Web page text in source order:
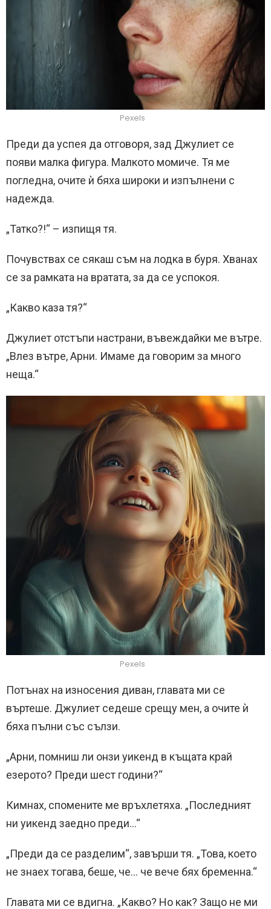
Pexels
Преди да успея да отговоря, зад Джулиет се
появи малка фигура. Малкото момиче. Тя ме
погледна, очите ѝ бяха широки и изпълнени с
надежда.
„Татко?!“ – изпищя тя.
Почувствах се сякаш съм на лодка в буря. Хванах
се за рамката на вратата, за да се успокоя.
„Какво каза тя?“
Джулиет отстъпи настрани, въвеждайки ме вътре.
„Влез вътре, Арни. Имаме да говорим за много
неща.“
Pexels
Потънах на износения диван, главата ми се
въртеше. Джулиет седеше срещу мен, а очите ѝ
бяха пълни със сълзи.
„Арни, помниш ли онзи уикенд в къщата край
езерото? Преди шест години?“
Кимнах, спомените ме връхлетяха. „Последният
ни уикенд заедно преди…“
„Преди да се разделим“, завърши тя. „Това, което
не знаех тогава, беше, че… че вече бях бременна.“
Главата ми се вдигна. „Какво? Но как? Защо не ми